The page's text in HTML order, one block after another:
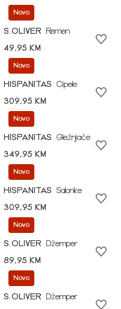
Novo
S.OLIVER
Remen
49,95 KM
Novo
HISPANITAS
Cipele
309,95 KM
Novo
HISPANITAS
Gležnjače
349,95 KM
Novo
HISPANITAS
Salonke
309,95 KM
Novo
S.OLIVER
Džemper
89,95 KM
Novo
S.OLIVER
Džemper